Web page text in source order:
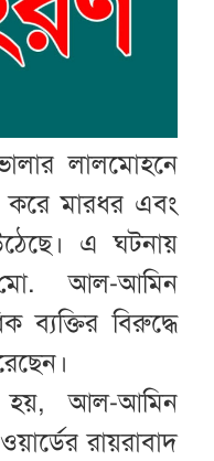
লালমোহনে
মারধর এবং
এ ঘটনায়
মো. আল-আমিন
ব্যক্তির বিরুদ্ধে
হয়, আল-আমিন
রায়রাবাদ